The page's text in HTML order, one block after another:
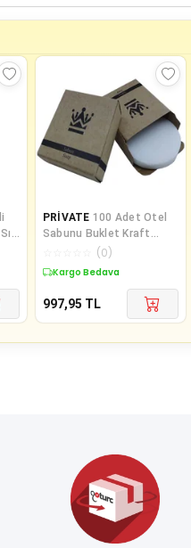
PRİVATE 100 Adet Otel
Sabunu Buklet Kraft
Kutulu 15 Gr Beyaz
Yuvarlak
(0)
Kargo Bedava
997,95 TL